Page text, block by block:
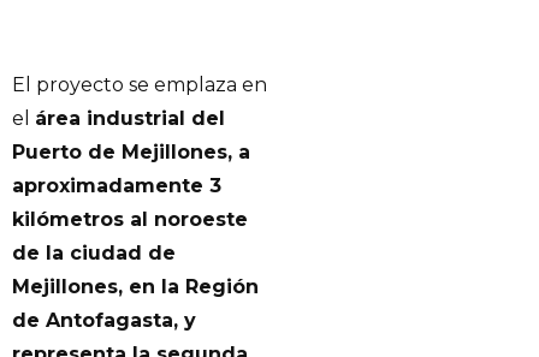
El proyecto se emplaza en
el área industrial del
Puerto de Mejillones, a
aproximadamente 3
kilómetros al noroeste
de la ciudad de
Mejillones, en la Región
de Antofagasta, y